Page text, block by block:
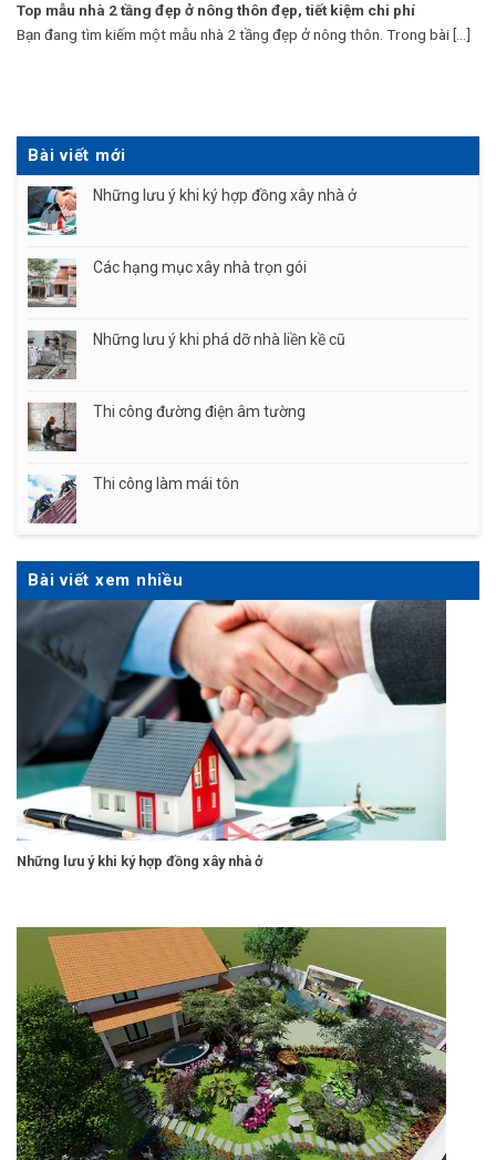
Top mẫu nhà 2 tầng đẹp ở nông thôn đẹp, tiết kiệm chi phí
Bạn đang tìm kiếm một mẫu nhà 2 tầng đẹp ở nông thôn. Trong bài [...]
Bài viết mới
Những lưu ý khi ký hợp đồng xây nhà ở
Các hạng mục xây nhà trọn gói
Những lưu ý khi phá dỡ nhà liền kề cũ
Thi công đường điện âm tường
Thi công làm mái tôn
Bài viết xem nhiều
Những lưu ý khi ký hợp đồng xây nhà ở